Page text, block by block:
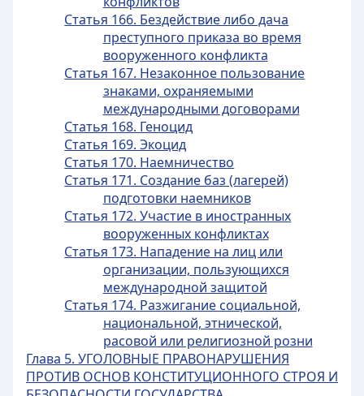
Статья 166. Бездействие либо дача
преступного приказа во время
вооруженного конфликта
Статья 167. Незаконное пользование
знаками, охраняемыми
международными договорами
Статья 168. Геноцид
Статья 169. Экоцид
Статья 170. Наемничество
Статья 171. Создание баз (лагерей)
подготовки наемников
Статья 172. Участие в иностранных
вооруженных конфликтах
Статья 173. Нападение на лиц или
организации, пользующихся
международной защитой
Статья 174. Разжигание социальной,
национальной, этнической,
расовой или религиозной розни
Глава 5. УГОЛОВНЫЕ ПРАВОНАРУШЕНИЯ
ПРОТИВ ОСНОВ КОНСТИТУЦИОННОГО СТРОЯ И